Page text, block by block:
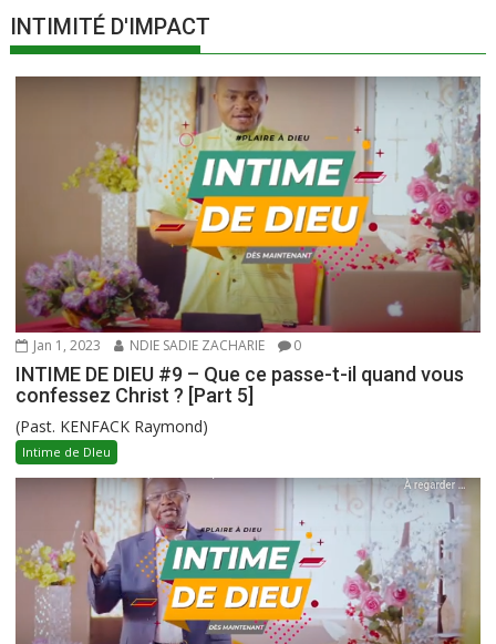
INTIMITÉ D'IMPACT
Jan 1, 2023 NDIE SADIE ZACHARIE 0
INTIME DE DIEU #9 – Que ce passe-t-il quand vous
confessez Christ ? [Part 5]
(Past. KENFACK Raymond)
Intime de DIeu